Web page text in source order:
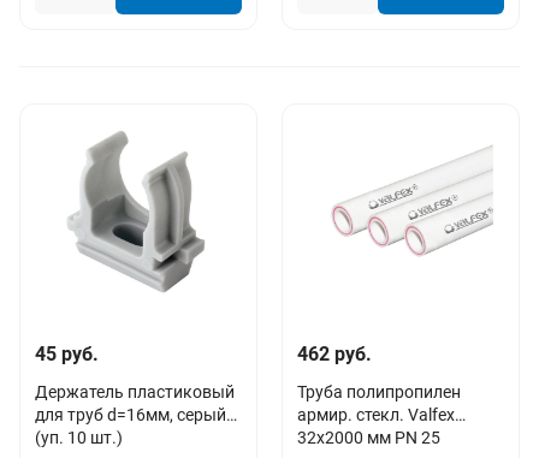
45 руб.
Держатель пластиковый
для труб d=16мм, серый
(уп. 10 шт.)
462 руб.
Труба полипропилен
армир. стекл. Valfex
32х2000 мм PN 25